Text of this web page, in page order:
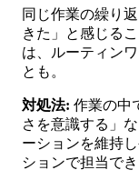
同じ作業の繰り
きた」と感じる
は、ルーティン
とも。
対処法: 作業の中
さを意識する」
ーションを維持
ションで担当で